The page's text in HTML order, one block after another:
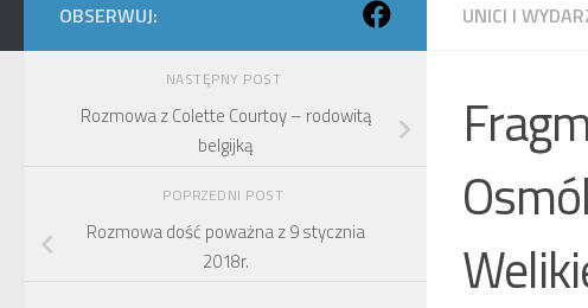
UNICI I
OBSERWUJ:
NASTĘPNY POST
Rozmowa z Colette Courtoy – rodowitą
belgijką
POPRZEDNI POST
Rozmowa dość poważna z 9 stycznia
2018r.